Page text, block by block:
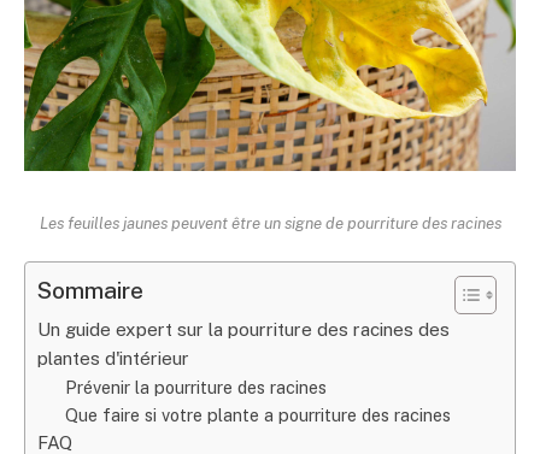
Les feuilles jaunes peuvent être un signe de pourriture des racines
Sommaire
Un guide expert sur la pourriture des racines des
plantes d'intérieur
Prévenir la pourriture des racines
Que faire si votre plante a pourriture des racines
FAQ